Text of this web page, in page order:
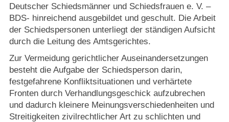
Deutscher Schiedsmänner und Schiedsfrauen e. V. –
BDS- hinreichend ausgebildet und geschult. Die Arbeit
der Schiedspersonen unterliegt der ständigen Aufsicht
durch die Leitung des Amtsgerichtes.
Zur Vermeidung gerichtlicher Auseinandersetzungen
besteht die Aufgabe der Schiedsperson darin,
festgefahrene Konfliktsituationen und verhärtete
Fronten durch Verhandlungsgeschick aufzubrechen
und dadurch kleinere Meinungsverschiedenheiten und
Streitigkeiten zivilrechtlicher Art zu schlichten und